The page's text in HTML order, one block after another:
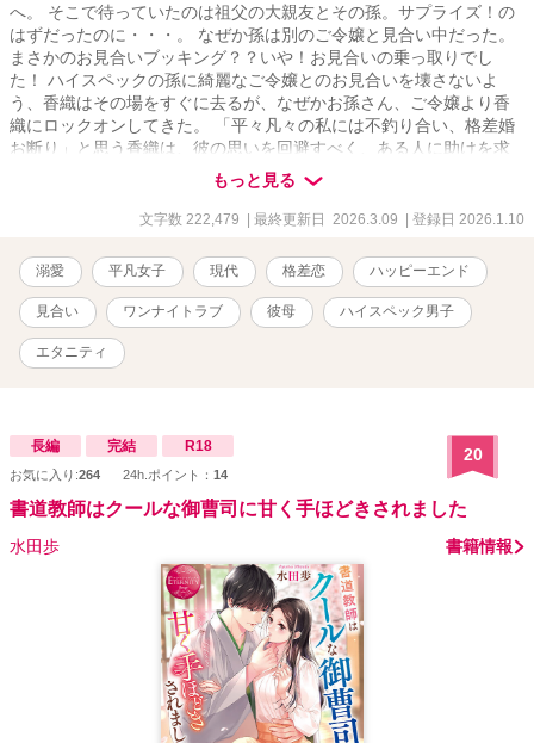
へ。 そこで待っていたのは祖父の大親友とその孫。サプライズ！の
はずだったのに・・・。 なぜか孫は別のご令嬢と見合い中だった。
まさかのお見合いブッキング？？いや！お見合いの乗っ取りでし
た！ ハイスペックの孫に綺麗なご令嬢とのお見合いを壊さないよ
う、香織はその場をすぐに去るが、なぜかお孫さん、ご令嬢より香
織にロックオンしてきた。 「平々凡々の私には不釣り合い、格差婚
お断り」と思う香織は、彼の思いを回避すべく、ある人に助けを求
めて・・・。 それは彼のお母さん！ ご令嬢と結婚させたい母と、彼
とは付き合いたくない香織がタッグを組む！ この作品はフィクショ
ンです。実在の人物や団体などとは関係ありません。 他のサイトに
険です。
もっと見る
文字数 222,479 | 最終更新日 2026.3.09 | 登録日 2026.1.10
溺愛 平凡女子 現代 格差恋 ハッピーエンド
見合い ワンナイトラブ 彼母 ハイスペック男子
エタニティ
長編 完結 R18
お気に入り:264 24h.ポイント： 14
20
書道教師はクールな御曹司に甘く手ほどきされました
水田歩 書籍情報